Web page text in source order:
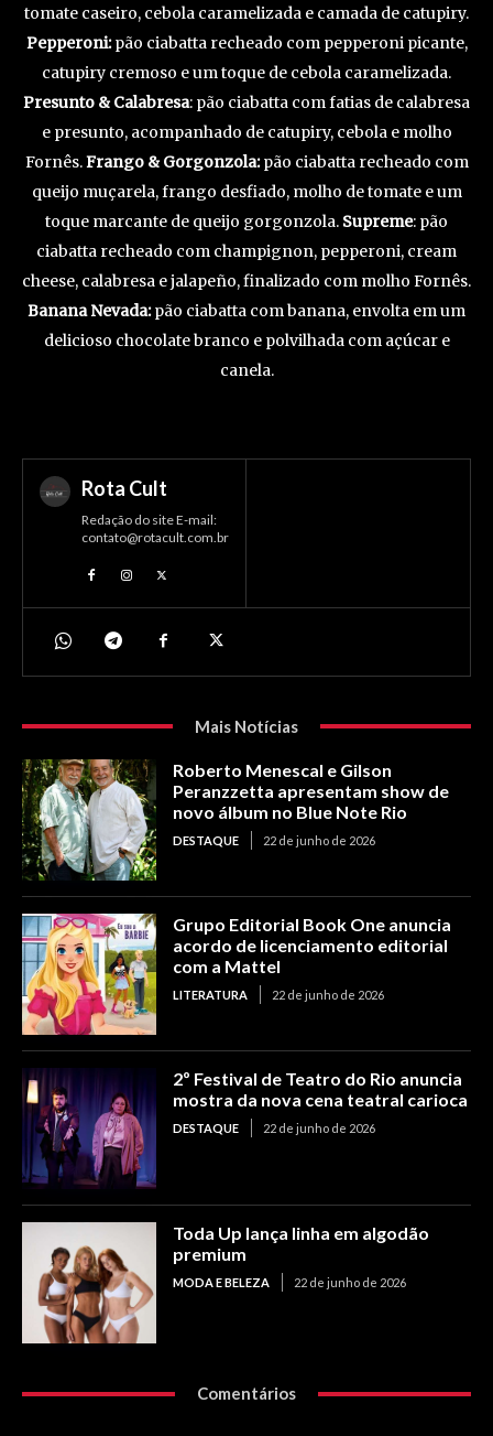
tomate caseiro, cebola caramelizada e camada de catupiry.
Pepperoni:pão ciabatta recheado com pepperoni picante,
catupiry cremoso e um toque de cebola caramelizada.
Presunto & Calabresa: pão ciabatta com fatias de calabresa
e presunto, acompanhado de catupiry, cebola e molho
Fornês.Frango & Gorgonzola:pão ciabatta recheado com
queijo muçarela, frango desfiado, molho de tomate e um
toque marcante de queijo gorgonzola. Supreme: pão
ciabatta recheado com champignon, pepperoni, cream
cheese, calabresa e jalapeño, finalizado com molho Fornês.
Banana Nevada:pão ciabatta com banana, envolta em um
delicioso chocolate branco e polvilhada com açúcar e
canela.
Rota Cult
Redação do site E-mail:
contato@rotacult.com.br
Mais Notícias
Roberto Menescal e Gilson
Peranzzetta apresentam show de
novo álbum no Blue Note Rio
DESTAQUE 22 de junho de 2026
Grupo Editorial Book One anuncia
acordo de licenciamento editorial
com a Mattel
LITERATURA 22 de junho de 2026
2º Festival de Teatro do Rio anuncia
mostra da nova cena teatral carioca
DESTAQUE 22 de junho de 2026
Toda Up lança linha em algodão
premium
MODA E BELEZA 22 de junho de 2026
Comentários